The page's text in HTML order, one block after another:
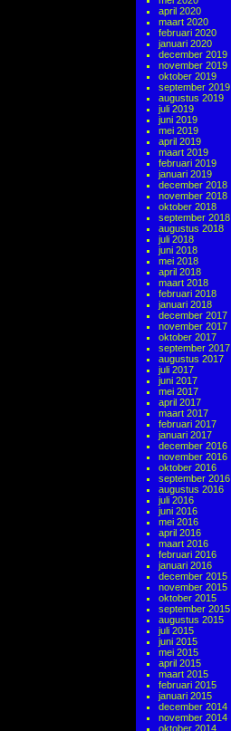
april 2020
maart 2020
februari 2020
januari 2020
december 2019
november 2019
oktober 2019
september 2019
augustus 2019
juli 2019
juni 2019
mei 2019
april 2019
maart 2019
februari 2019
januari 2019
december 2018
november 2018
oktober 2018
september 2018
augustus 2018
juli 2018
juni 2018
mei 2018
april 2018
maart 2018
februari 2018
januari 2018
december 2017
november 2017
oktober 2017
september 2017
augustus 2017
juli 2017
juni 2017
mei 2017
april 2017
maart 2017
februari 2017
januari 2017
december 2016
november 2016
oktober 2016
september 2016
augustus 2016
juli 2016
juni 2016
mei 2016
april 2016
maart 2016
februari 2016
januari 2016
december 2015
november 2015
oktober 2015
september 2015
augustus 2015
juli 2015
juni 2015
mei 2015
april 2015
maart 2015
februari 2015
januari 2015
december 2014
november 2014
oktober 2014